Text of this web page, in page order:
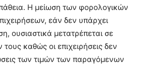
Η μείωση των φορολογικών
εάν δεν υπάρχει
ουσιαστικά μετατρέπεται σε
καθώς οι επιχειρήσεις δεν
των τιμών των παραγόμενων